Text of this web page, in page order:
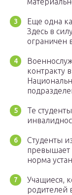
Еще одна
Здесь в
ограничен
контракту
Те
Студенты
превышает
норма
Учащиеся,
родителей